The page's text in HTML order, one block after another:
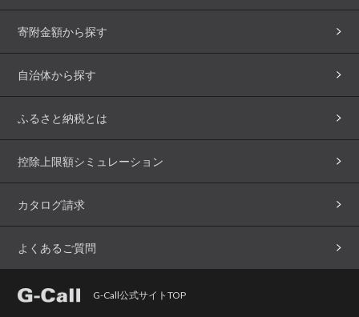
寄附金額から探す
自治体から探す
ふるさと納税とは
控除上限額シミュレーション
カタログ請求
よくあるご質問
G-Call公式サイトTOP